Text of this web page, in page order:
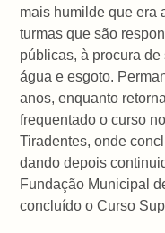
mais humilde que era
turmas que são
públicas, à procura
água e esgoto.
anos, enquanto
frequentado o curso
Tiradentes, onde
dando depois
Fundação Municipal
concluído o Curso